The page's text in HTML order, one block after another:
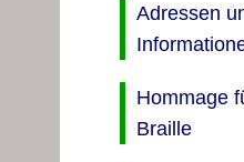
Adressen
Hommage
Braille